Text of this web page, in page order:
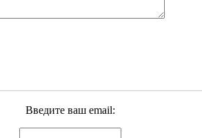
Введите ваш email: